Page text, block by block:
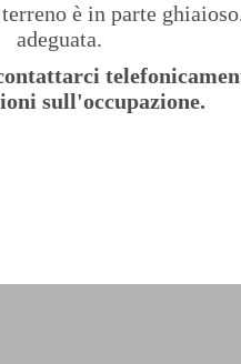
è in parte
adeguata.
sull'occupazione.